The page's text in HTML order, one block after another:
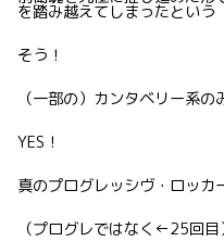
を踏み越えてしまったという
そう！
（一部の）カンタベリー系の
YES！
真のプログレッシヴ・ロッカ
（プログレではなく←25回目